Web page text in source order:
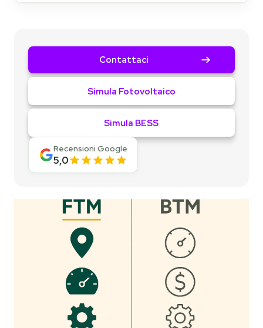
Contattaci
Simula Fotovoltaico
Simula BESS
Recensioni Google
5,0